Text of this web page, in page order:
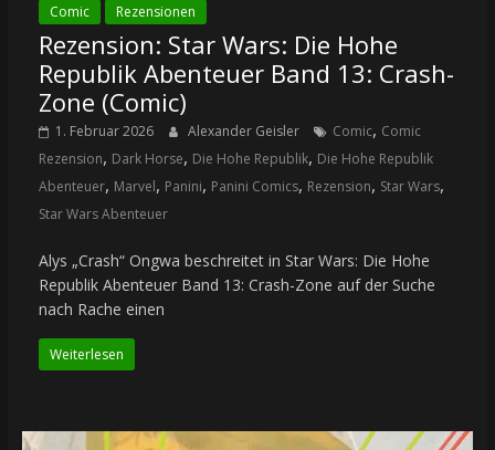
Comic Rezensionen
Rezension: Star Wars: Die Hohe
Republik Abenteuer Band 13: Crash-
Zone (Comic)
1. Februar 2026 Alexander Geisler Comic, Comic
Rezension, Dark Horse, Die Hohe Republik, Die Hohe Republik
Abenteuer, Marvel, Panini, Panini Comics, Rezension, Star Wars,
Star Wars Abenteuer
Alys „Crash“ Ongwa beschreitet in Star Wars: Die Hohe
Republik Abenteuer Band 13: Crash-Zone auf der Suche
nach Rache einen
Weiterlesen